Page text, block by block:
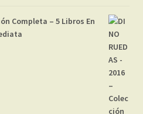
Completa – 5 Libros En